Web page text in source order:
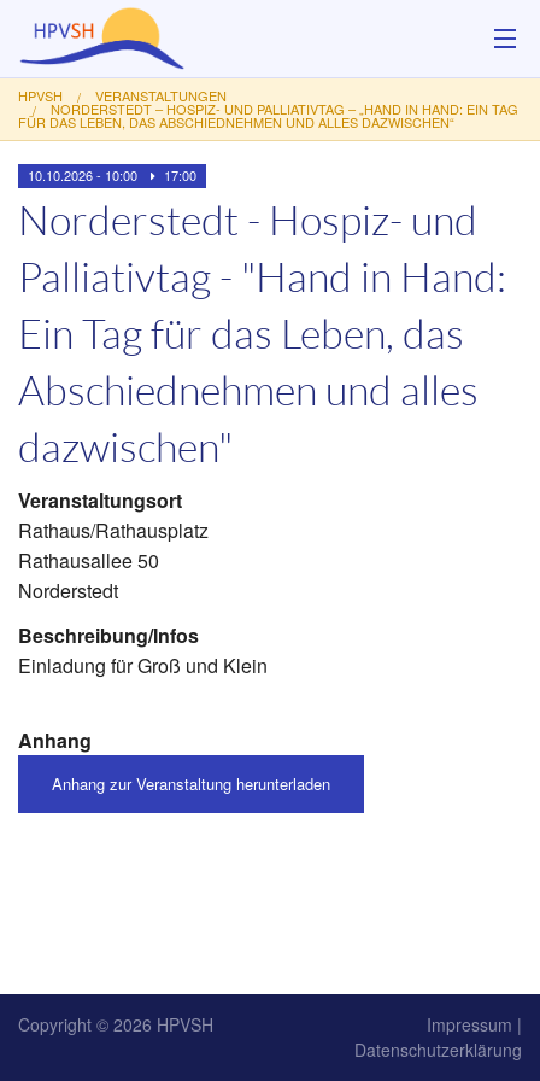
Über uns
Hilfsangebote
Veranstaltungen
Service
Kontakt
Spenden
HPVSH VERANSTALTUNGEN
NORDERSTEDT – HOSPIZ- UND PALLIATIVTAG – „HAND IN HAND: EIN TAG
FÜR DAS LEBEN, DAS ABSCHIEDNEHMEN UND ALLES DAZWISCHEN“
10.10.2026 - 10:00 17:00
Norderstedt - Hospiz- und
Palliativtag - "Hand in Hand:
Ein Tag für das Leben, das
Abschiednehmen und alles
dazwischen"
Veranstaltungsort
Rathaus/Rathausplatz
Rathausallee 50
Norderstedt
Beschreibung/Infos
Einladung für Groß und Klein
Anhang
Anhang zur Veranstaltung herunterladen
Copyright © 2026 HPVSH Impressum |
Datenschutzerklärung